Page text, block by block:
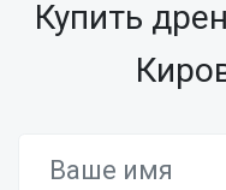
Купить